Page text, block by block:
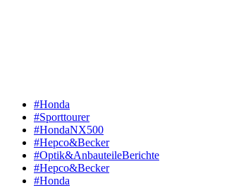
#Honda
#Sporttourer
#HondaNX500
#Hepco&Becker
#Optik&AnbauteileBerichte
#Hepco&Becker
#Honda